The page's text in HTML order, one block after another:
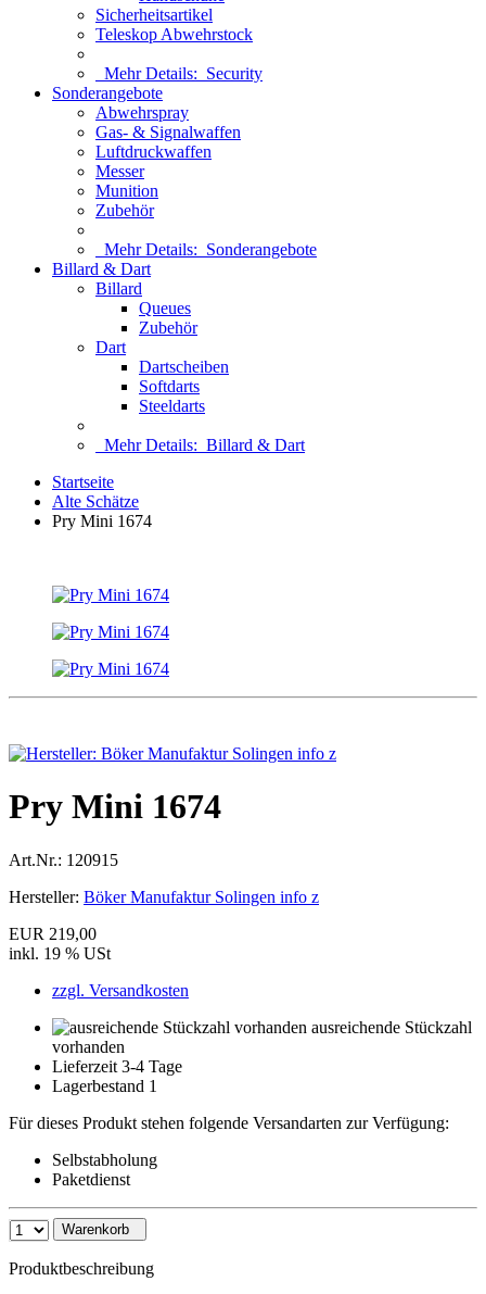
Sicherheitsartikel
Teleskop Abwehrstock
Mehr Details: Security
Sonderangebote
Abwehrspray
Gas- & Signalwaffen
Luftdruckwaffen
Messer
Munition
Zubehör
Mehr Details: Sonderangebote
Billard & Dart
Billard
Queues
Zubehör
Dart
Dartscheiben
Softdarts
Steeldarts
Mehr Details: Billard & Dart
Startseite
Alte Schätze
Pry Mini 1674
Pry Mini 1674
Art.Nr.: 120915
Hersteller: Böker Manufaktur Solingen info z
EUR 219,00
inkl. 19 % USt
zzgl. Versandkosten
ausreichende Stückzahl
vorhanden
Lieferzeit 3-4 Tage
Lagerbestand 1
Für dieses Produkt stehen folgende Versandarten zur Verfügung:
Selbstabholung
Paketdienst
Warenkorb
Produktbeschreibung